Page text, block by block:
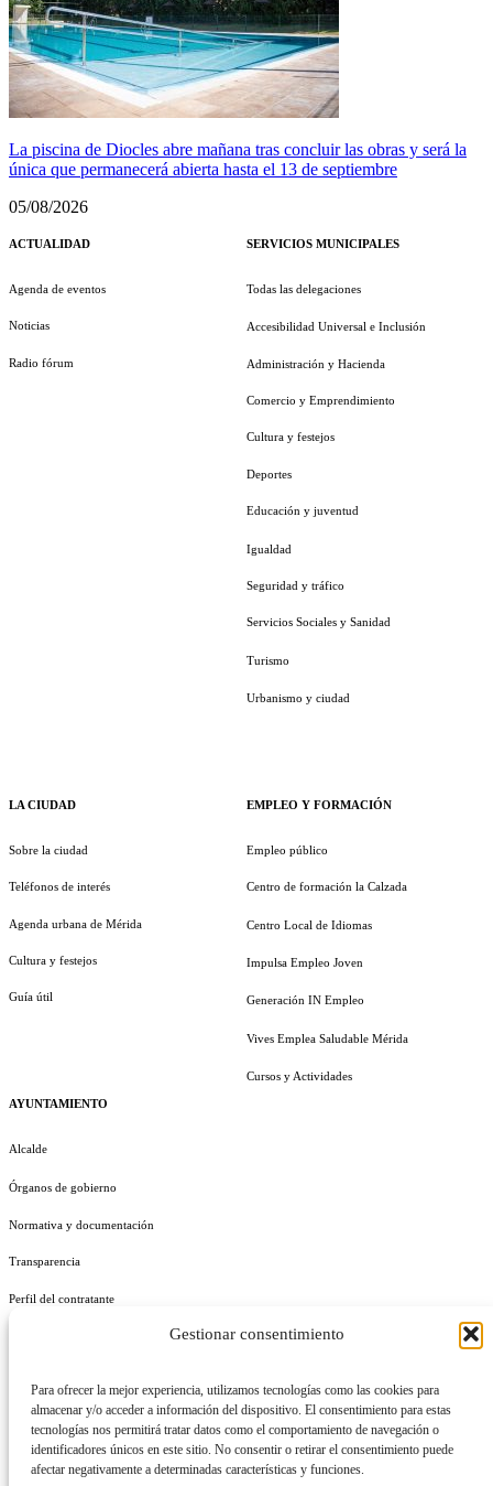
Gestionar consentimiento
Para ofrecer la mejor experiencia, utilizamos tecnologías como las cookies para
almacenar y/o acceder a información del dispositivo. El consentimiento para estas
tecnologías nos permitirá tratar datos como el comportamiento de navegación o
identificadores únicos en este sitio. No consentir o retirar el consentimiento puede
afectar negativamente a determinadas características y funciones.
La piscina de Diocles abre mañana tras concluir las obras y será la
única que permanecerá abierta hasta el 13 de septiembre
05/08/2026
ACTUALIDAD
Agenda de eventos
Noticias
Radio fórum
LA CIUDAD
Sobre la ciudad
Teléfonos de interés
Agenda urbana de Mérida
Cultura y festejos
Guía útil
AYUNTAMIENTO
Alcalde
Órganos de gobierno
Normativa y documentación
Transparencia
Perfil del contratante
SERVICIOS MUNICIPALES
Todas las delegaciones
Accesibilidad Universal e Inclusión
Administración y Hacienda
Comercio y Emprendimiento
Cultura y festejos
Deportes
Educación y juventud
Igualdad
Seguridad y tráfico
Servicios Sociales y Sanidad
Turismo
Urbanismo y ciudad
EMPLEO Y FORMACIÓN
Empleo público
Centro de formación la Calzada
Centro Local de Idiomas
Impulsa Empleo Joven
Generación IN Empleo
Vives Emplea Saludable Mérida
Cursos y Actividades